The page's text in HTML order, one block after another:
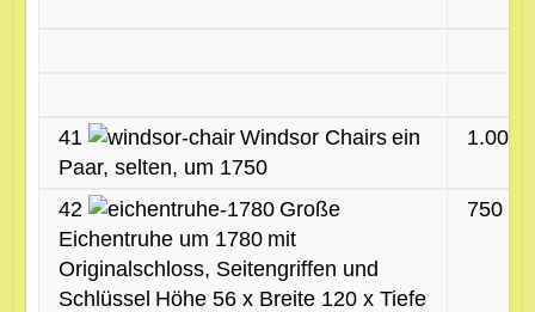
41 Windsor Chairs ein
Paar, selten, um 1750
1.000
42
Große
Eichentruhe um 1780 mit
Originalschloss, Seitengriffen und
Schlüssel Höhe 56 x Breite 120 x Tiefe
750 €